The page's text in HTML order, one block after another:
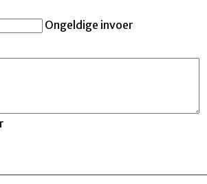
Ongeldige invoer